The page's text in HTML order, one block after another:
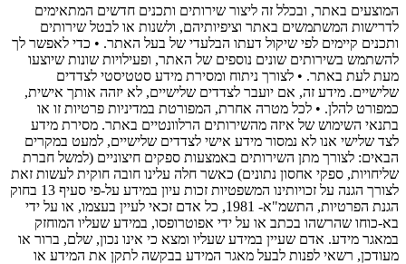
המוצעים באתר, ובכלל זה ליצור שירותים ותכנים חדשים המתאימים
לדרישות המשתמשים באתר וציפיותיהם, ולשנות או לבטל שירותים
ותכנים קיימים לפי שיקול דעתו הבלעדי של בעל האתר. • כדי לאפשר לך
להשתמש בשירותים שונים נוספים של האתר, ופעילויות שונות שיוצעו
מעת לעת באתר. • לצורך ניתוח ומסירת מידע סטטיסטי לצדדים
שלישיים. מידע זה, אם יועבר לצדדים שלישיים, לא יזהה אותך אישית,
כמפורט להלן. • לכל מטרה אחרת, המפורטת במדיניות פרטיות זו או
בתנאי השימוש של איזה מהשירותים הרלוונטיים באתר. מסירת מידע
לצד שלישי אנו לא נמסור מידע אישי לצדדים שלישיים, למעט במקרים
הבאים: לצורך מתן השירותים באמצעות ספקים חיצוניים (למשל חברת
שליחויות, ספקי אחסון נתונים) כאשר חלה עלינו חובה חוקית לעשות זאת
לצורך הגנה על זכויותינו המשפטיות זכות עיון במידע על-פי סעיף 13 בחוק
הגנת הפרטיות, התשמ"א- 1981, כל אדם זכאי לעיין בעצמו, או על ידי
בא-כוחו שהרשהו בכתב או על ידי אפוטרופסו, במידע שעליו המוחזק
במאגר מידע. אדם שעיין במידע שעליו ומצא כי אינו נכון, שלם, ברור או
מעודכן, רשאי לפנות לבעל מאגר המידע בבקשה לתקן את המידע או